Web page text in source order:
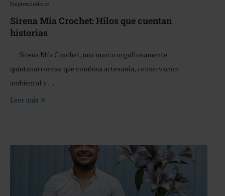
Emprendedores
Sirena Mia Crochet: Hilos que cuentan
historias
Sirena Mía Crochet, una marca orgullosamente
quintanarroense que combina artesanía, conservación
ambiental y …
Leer más